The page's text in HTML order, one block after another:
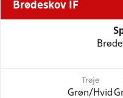
Brødeskov IF
Trøje
Grøn/Hvid